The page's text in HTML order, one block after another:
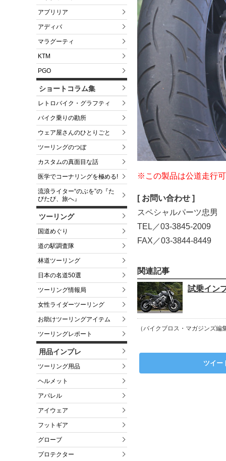
アプリリア
アディバ
マラグーティ
KTM
PGO
ショートコラム集
レトロバイク・グラフティ
バイク乗りの勘所
ウェア屋さんのひとりごと
ツーリングのつぼ
カスタムの真面目な話
医学でコーナリングを極める!
流浪ライター“のぶを”の『た
びたび、旅へ』
ツーリング
国道めぐり
道の駅調査隊
林道ツーリング
日本の名道50選
ツーリング情報局
女性ライダーツーリング
お助けツーリングアイテム
ツーリングレポート
用品インプレ
ツーリング用品
ヘルメット
アパレル
アイウェア
フットギア
グローブ
プロテクター
※この製品は公道走行
[ お問い合わせ ]
スペシャルパーツ忠男
TEL／03-3845-2009
FAX／03-3844-8449
関連記事
試乗イン
（バイクブロス・マガジンズ編
ツイー